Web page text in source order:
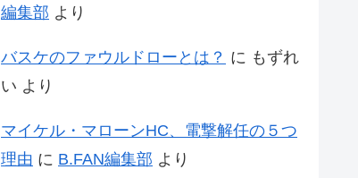
編集部 より
バスケのファウルドローとは？ に もずれ
い より
マイケル・マローンHC、電撃解任の５つ
理由 に B.FAN編集部 より